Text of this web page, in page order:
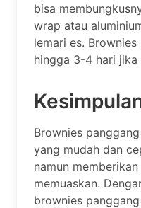
bisa
wrap atau
lemari es.
hingga 3-4 hari jika
Brownies
yang mudah dan
namun
memuaskan.
brownies